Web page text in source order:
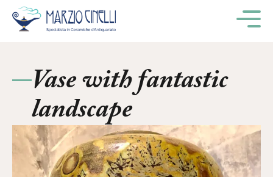
Vase with fantastic
landscape